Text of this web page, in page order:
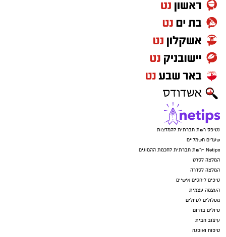
נטיפס רשת חברתית להמלצות
שערים חשמליים
Netips -רשת חברתית לחכמת ההמונים
המלצה לסרט
המלצה לסדרה
טיפים ליחסים אישיים
העצמה עצמית
מסלולים לטיולים
טיולים בדרום
עיצוב הבית
טיפוח ואופנה